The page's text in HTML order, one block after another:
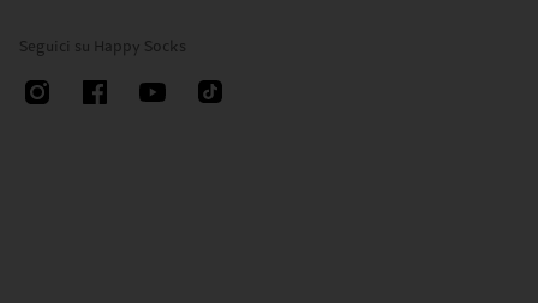
Seguici su Happy Socks